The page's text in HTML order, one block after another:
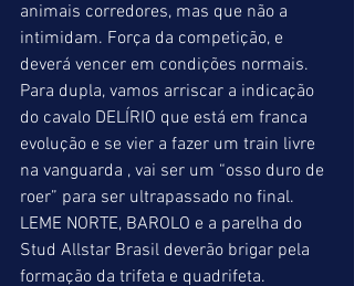
animais corredores, mas que não a
intimidam. Força da competição, e
deverá vencer em condições normais.
Para dupla, vamos arriscar a indicação
do cavalo DELÍRIO que está em franca
evolução e se vier a fazer um train livre
na vanguarda , vai ser um “osso duro de
roer” para ser ultrapassado no final.
LEME NORTE, BAROLO e a parelha do
Stud Allstar Brasil deverão brigar pela
formação da trifeta e quadrifeta.